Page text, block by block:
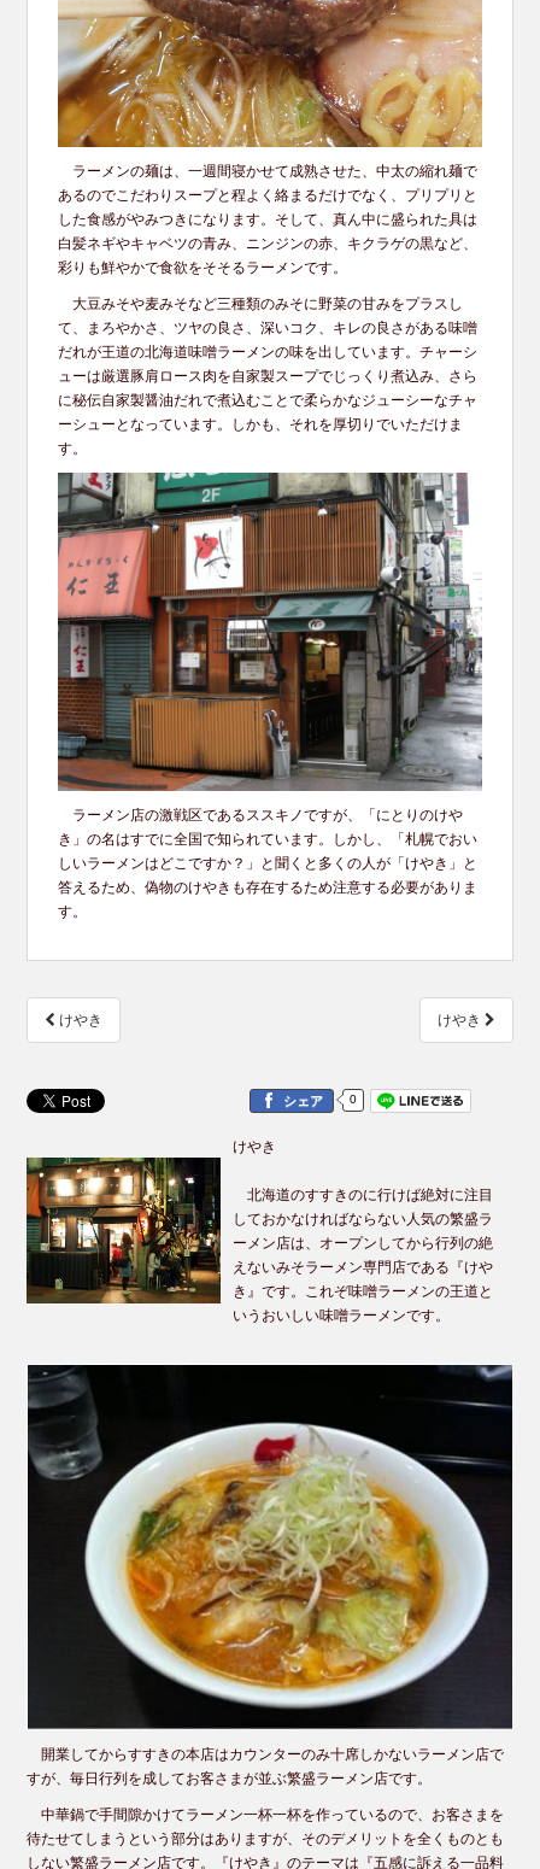
ラーメンの麺は、一週間寝かせて成熟させた、中太の縮れ麺で
あるのでこだわりスープと程よく絡まるだけでなく、プリプリと
した食感がやみつきになります。そして、真ん中に盛られた具は
白髪ネギやキャベツの青み、ニンジンの赤、キクラゲの黒など、
彩りも鮮やかで食欲をそそるラーメンです。
大豆みそや麦みそなど三種類のみそに野菜の甘みをプラスし
て、まろやかさ、ツヤの良さ、深いコク、キレの良さがある味噌
だれが王道の北海道味噌ラーメンの味を出しています。チャーシ
ューは厳選豚肩ロース肉を自家製スープでじっくり煮込み、さら
に秘伝自家製醤油だれで煮込むことで柔らかなジューシーなチャ
ーシューとなっています。しかも、それを厚切りでいただけま
す。
ラーメン店の激戦区であるススキノですが、「にとりのけや
き」の名はすでに全国で知られています。しかし、「札幌でおい
しいラーメンはどこですか？」と聞くと多くの人が「けやき」と
答えるため、偽物のけやきも存在するため注意する必要がありま
す。
ゲ
ョ
ン
けやき けやき
シェア 0
けやき
北海道のすすきのに行けば絶対に注目
しておかなければならない人気の繁盛ラ
ーメン店は、オープンしてから行列の絶
えないみそラーメン専門店である『けや
き』です。これぞ味噌ラーメンの王道と
いうおいしい味噌ラーメンです。
開業してからすすきの本店はカウンターのみ十席しかないラーメン店で
すが、毎日行列を成してお客さまが並ぶ繁盛ラーメン店です。
中華鍋で手間隙かけてラーメン一杯一杯を作っているので、お客さまを
待たせてしまうという部分はありますが、そのデメリットを全くものとも
しない繁盛ラーメン店です。『けやき』のテーマは『五感に訴える一品料